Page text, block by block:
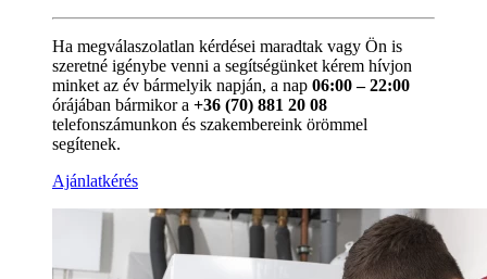
Ha megválaszolatlan kérdései maradtak vagy Ön is
szeretné igénybe venni a segítségünket kérem hívjon
minket az év bármelyik napján, a nap 06:00 – 22:00
órájában bármikor a +36 (70) 881 20 08
telefonszámunkon és szakembereink örömmel
segítenek.
Ajánlatkérés